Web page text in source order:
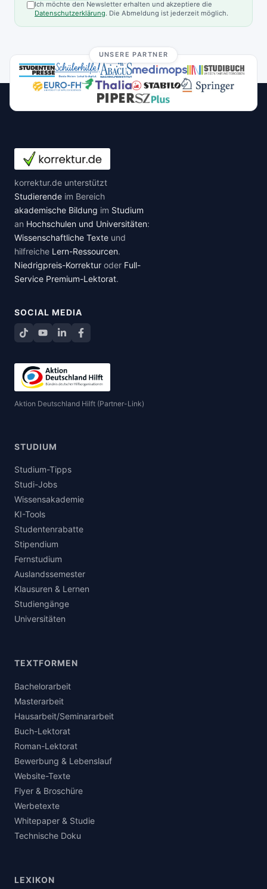
Ich möchte den Newsletter erhalten und akzeptiere die
Datenschutzerklärung. Die Abmeldung ist jederzeit möglich.
UNSERE PARTNER
korrektur.de unterstützt
Studierende im Bereich
akademische Bildung im Studium
an Hochschulen und Universitäten:
Wissenschaftliche Texte und
hilfreiche Lern-Ressourcen.
Niedrigpreis-Korrektur oder Full-
Service Premium-Lektorat.
SOCIAL MEDIA
TikTokYouTube
LinkedInFacebook teilen
Aktion Deutschland Hilft (Partner-Link)
STUDIUM
Studium-Tipps
Studi-Jobs
Wissensakademie
KI-Tools
Studentenrabatte
Stipendium
Fernstudium
Auslandssemester
Klausuren & Lernen
Studiengänge
Universitäten
TEXTFORMEN
Bachelorarbeit
Masterarbeit
Hausarbeit/Seminararbeit
Buch-Lektorat
Roman-Lektorat
Bewerbung & Lebenslauf
Website-Texte
Flyer & Broschüre
Werbetexte
Whitepaper & Studie
Technische Doku
LEXIKON